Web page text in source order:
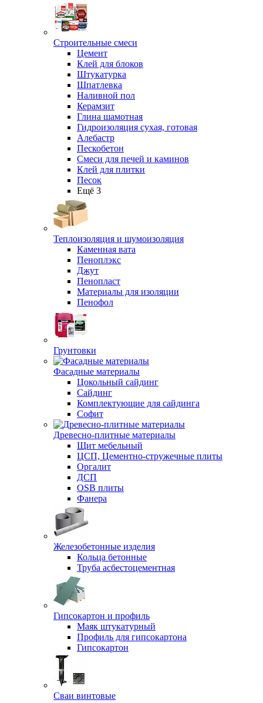
Строительные смеси
Цемент
Клей для блоков
Штукатурка
Шпатлевка
Наливной пол
Керамзит
Глина шамотная
Гидроизоляция сухая, готовая
Алебастр
Пескобетон
Смеси для печей и каминов
Клей для плитки
Песок
Ещё 3
Теплоизоляция и шумоизоляция
Каменная вата
Пеноплэкс
Джут
Пенопласт
Материалы для изоляции
Пенофол
Грунтовки
Фасадные материалы
Цокольный сайдинг
Сайдинг
Комплектующие для сайдинга
Софит
Древесно-плитные материалы
Щит мебельный
ЦСП, Цементно-стружечные плиты
Оргалит
ДСП
OSB плиты
Фанера
Железобетонные изделия
Кольца бетонные
Труба асбестоцементная
Гипсокартон и профиль
Маяк штукатурный
Профиль для гипсокартона
Гипсокартон
Сваи винтовые